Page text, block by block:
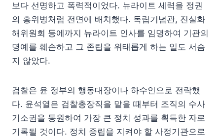
보다 선명하고 폭력적이었다. 뉴라이트 세력을 정권
의 홍위병처럼 전면에 배치했다. 독립기념관, 진실화
해위원회 등에까지 뉴라이트 인사를 임명하여 기관의
명예를 훼손하고 그 존립을 위태롭게 하는 일도 서슴
지 않았다.
검찰은 윤 정부의 행동대장이나 하수인으로 전락했
다. 윤석열은 검찰총장직을 맡을 때부터 조직의 수사
기소권을 동원하여 가장 큰 정치 성과를 획득한 자로
기록될 것이다. 정치 중립을 지켜야 할 사정기관으로